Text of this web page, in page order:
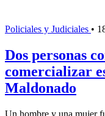
Policiales y Judiciales •
Dos personas
comercializar
Maldonado
Un hombre y una mujer